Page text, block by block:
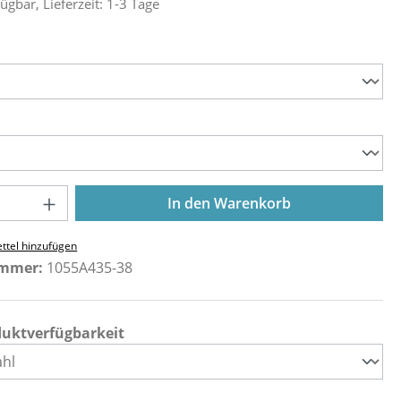
Anzahl: Gib den gewünschten Wert
In den Warenkorb
hinzufügen
1055A435-38